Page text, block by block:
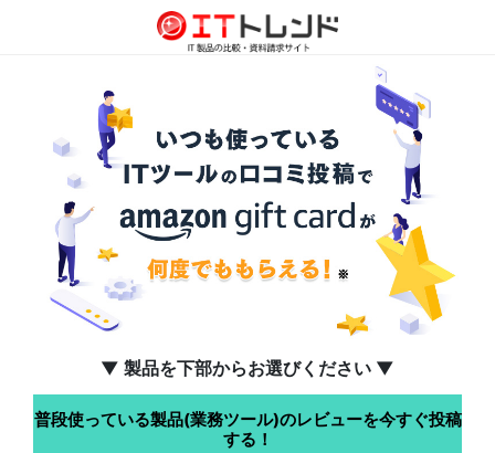
▼ 製品を下部からお選びください ▼
普段使っている製品(業務ツール)のレビューを今すぐ投稿
する！